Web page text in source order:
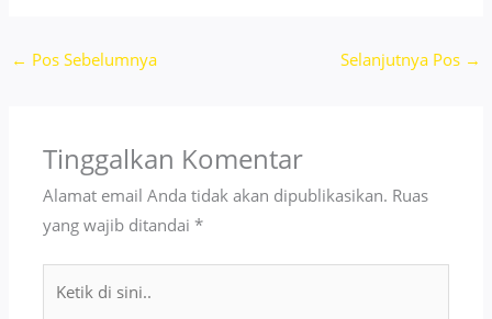
← Pos Sebelumnya Selanjutnya Pos →
Tinggalkan Komentar
Alamat email Anda tidak akan dipublikasikan. Ruas
yang wajib ditandai*